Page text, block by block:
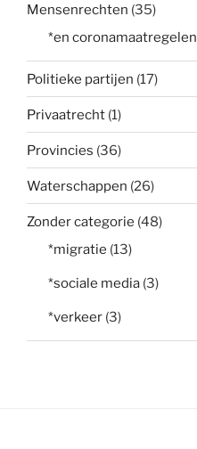
Mensenrechten (35)
*en coronamaatregelen
Politieke partijen (17)
Privaatrecht (1)
Provincies (36)
Waterschappen (26)
Zonder categorie (48)
*migratie (13)
*sociale media (3)
*verkeer (3)